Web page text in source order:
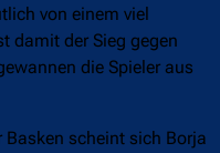
von einem viel
damit der Sieg gegen
die Spieler aus
scheint sich Borja